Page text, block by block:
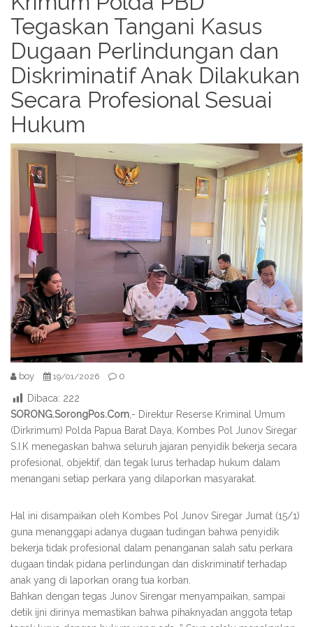
Tegaskan Tangani Kasus
Dugaan Perlindungan dan
Diskriminatif Anak Dilakukan
Secara Profesional Sesuai
Hukum
boy 19/01/2026 0
Dibaca: 222
SORONG.SorongPos.Com,- Direktur Reserse Kriminal Umum
(Dirkrimum) Polda Papua Barat Daya, Kombes Pol Junov Siregar
S.I.K menegaskan bahwa seluruh jajaran penyidik bekerja secara
profesional, objektif, dan tegak lurus terhadap hukum dalam
menangani setiap perkara yang dilaporkan masyarakat.
Hal ini disampaikan oleh Kombes Pol Junov Siregar Jumat (15/1)
guna menanggapi adanya dugaan tudingan bahwa penyidik
bekerja tidak profesional dalam penanganan salah satu perkara
dugaan tindak pidana perlindungan dan diskriminatif terhadap
anak yang di laporkan orang tua korban.
Bahkan dengan tegas Junov Sirengar menyampaikan, sampai
detik ijni dirinya memastikan bahwa pihaknyadan anggota tetap